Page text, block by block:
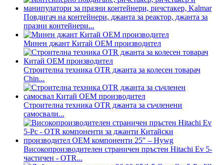
Повдигач на контейнери, джанта за реактор, джанта за
празни контейнери...
Минен джант Китай OEM производител
Строителна техника OTR джанта за колесен товарач
Chin...
Строителна техника OTR джанта за съчленени
самосвали...
Високопроизводителен страничен пръстен Hitachi Ev 5-
частичен - OTR...